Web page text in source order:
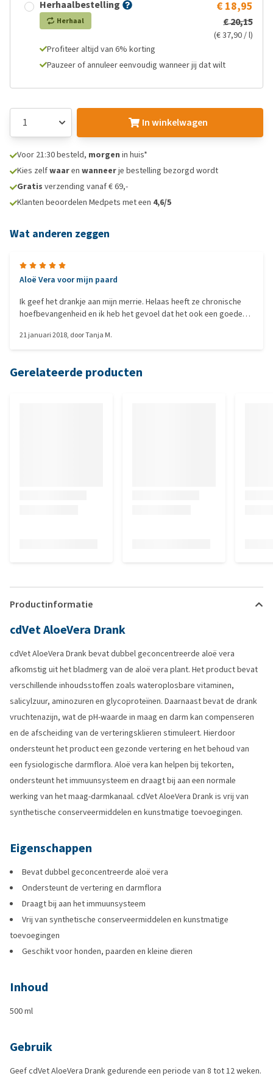
Herhaalbestelling
Herhaal
€ 18,95
€ 20,15
(€ 37,90 / l)
Profiteer altijd van 6% korting
Pauzeer of annuleer eenvoudig wanneer jij dat wilt
In winkelwagen
Voor 21:30 besteld, morgen in huis*
Kies zelfwaaren wanneerje bestelling bezorgd wordt
Gratis verzending vanaf € 69,-
Klanten beoordelen Medpets met een 4,6/5
Wat anderen zeggen
Aloë Vera voor mijn paard
Ik geef het drankje aan mijn merrie. Helaas heeft ze chronische
hoefbevangenheid en ik heb het gevoel dat het ook een goede
meng de volgens de voedingsaanbeveling aangegeven
21 januari 2018, doorTanja M.
Gerelateerde producten
Productinformatie
cdVet AloeVera Drank
cdVet AloeVera Drank bevat dubbel geconcentreerde aloë vera
afkomstig uit het bladmerg van de aloë vera plant. Het product bevat
verschillende inhoudsstoffen zoals wateroplosbare vitaminen,
salicylzuur, aminozuren en glycoproteïnen. Daarnaast bevat de drank
vruchtenazijn, wat de pH-waarde in maag en darm kan compenseren
en de afscheiding van de verteringsklieren stimuleert. Hierdoor
ondersteunt het product een gezonde vertering en het behoud van
een fysiologische darmflora. Aloë vera kan helpen bij tekorten,
ondersteunt het immuunsysteem en draagt bij aan een normale
werking van het maag-darmkanaal. cdVet AloeVera Drank is vrij van
synthetische conserveermiddelen en kunstmatige toevoegingen.
Eigenschappen
Bevat dubbel geconcentreerde aloë vera
Ondersteunt de vertering en darmflora
Draagt bij aan het immuunsysteem
Vrij van synthetische conserveermiddelen en kunstmatige
toevoegingen
Geschikt voor honden, paarden en kleine dieren
Inhoud
500 ml
Gebruik
Geef cdVet AloeVera Drank gedurende een periode van 8 tot 12 weken.